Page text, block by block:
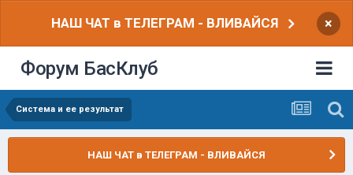
НАШ ЧАТ в ТЕЛЕГРАМ - ВЛИВАЙСЯ ×
Форум БасКлуб
Система и ее результат
НАШ ЧАТ в ТЕЛЕГРАМ - ВЛИВАЙСЯ